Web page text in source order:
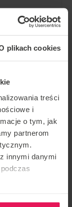
plikach cookies
treści
i
o tym, jak
partnerom
innymi danymi
1 609,00 zł